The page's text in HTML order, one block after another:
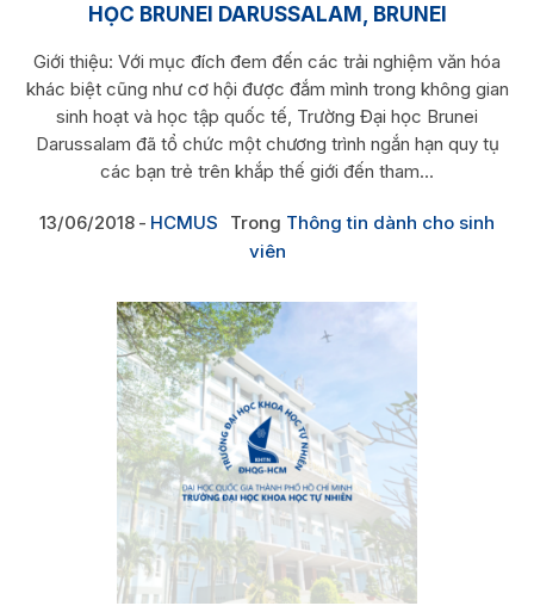
HỌC BRUNEI DARUSSALAM, BRUNEI
Giới thiệu: Với mục đích đem đến các trải nghiệm văn hóa
khác biệt cũng như cơ hội được đắm mình trong không gian
sinh hoạt và học tập quốc tế, Trường Đại học Brunei
Darussalam đã tổ chức một chương trình ngắn hạn quy tụ
các bạn trẻ trên khắp thế giới đến tham...
13/06/2018 HCMUS Trong Thông tin dành cho sinh
viên